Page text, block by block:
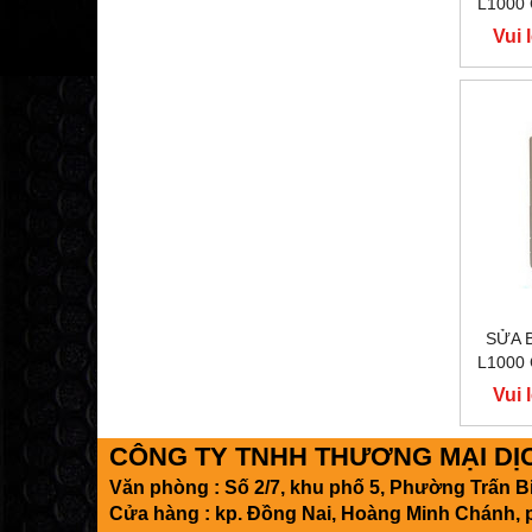
Vui
SỬA
L1000
Vui
CÔNG TY TNHH THƯƠNG MẠI
Văn phòng : Số 2/7, khu phố 5, Phường Trấn
Cửa hàng : kp. Đồng Nai, Hoàng Minh